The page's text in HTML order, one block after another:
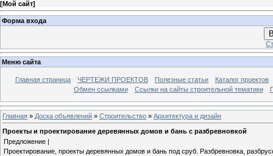
[Мой сайт]
Форма входа
Меню сайта
Главная страница ЧЕРТЕЖИ ПРОЕКТОВ Полезные статьи
Каталог проектов
Обмен ссылками
Ссылки на сайты строительной тематики
Главная » Доска объявлений » Строительство » Архитектура и дизайн
Проекты и проектирование деревянных домов и бань с разбревновкой
Предложение |
Проектирование, проекты деревянных домов и бань под сруб. Разбревновка,